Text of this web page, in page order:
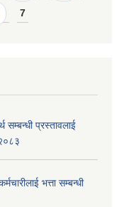
7
प्रस्तावलाई
भत्ता सम्बन्धी